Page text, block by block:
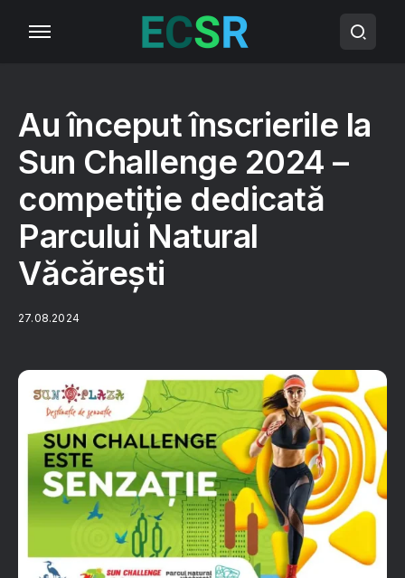
Au început înscrierile la
Sun Challenge 2024 –
competiție dedicată
Parcului Natural
Văcărești
27.08.2024